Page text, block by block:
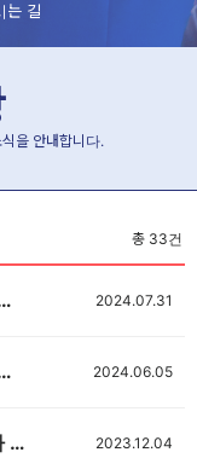
는 길
을 안내합니다.
총 33건
참관객 사전등록 이벤트 2024.07.31
행사안내 포스터 및 브로슈어 2024.06.05
2024년 행사일정 안내 및 2023년 행사 개최 결과 공유 2023.12.04